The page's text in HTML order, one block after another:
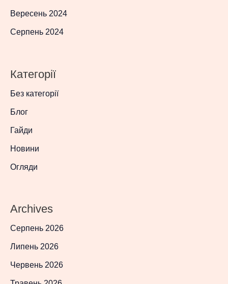
Вересень 2024
Серпень 2024
Категорії
Без категорії
Блог
Гайди
Новини
Огляди
Archives
Серпень 2026
Липень 2026
Червень 2026